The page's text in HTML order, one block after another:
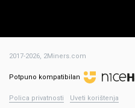
2017-2026, 2Miners.com
Potpuno kompatibilan
Polica privatnosti Uveti korištenja